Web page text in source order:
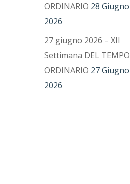
ORDINARIO 28 Giugno
2026
27 giugno 2026 – XII
Settimana DEL TEMPO
ORDINARIO 27 Giugno
2026